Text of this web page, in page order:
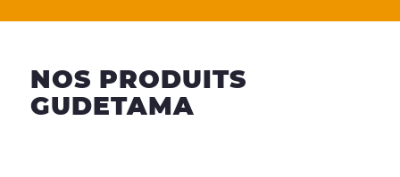
NOS PRODUITS
GUDETAMA